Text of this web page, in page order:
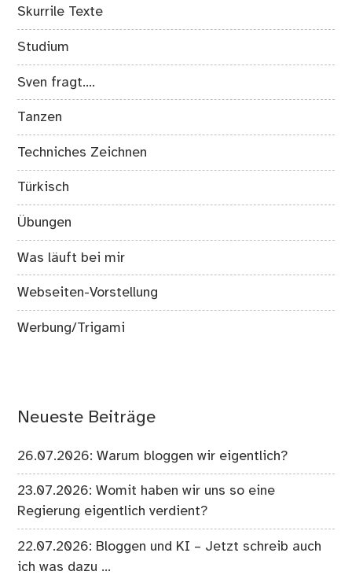
Skurrile Texte
Studium
Sven fragt….
Tanzen
Techniches Zeichnen
Türkisch
Übungen
Was läuft bei mir
Webseiten-Vorstellung
Werbung/Trigami
Neueste Beiträge
26.07.2026: Warum bloggen wir eigentlich?
23.07.2026: Womit haben wir uns so eine
Regierung eigentlich verdient?
22.07.2026: Bloggen und KI – Jetzt schreib auch
ich was dazu …